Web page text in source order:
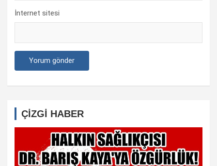
İnternet sitesi
ÇİZGİ HABER